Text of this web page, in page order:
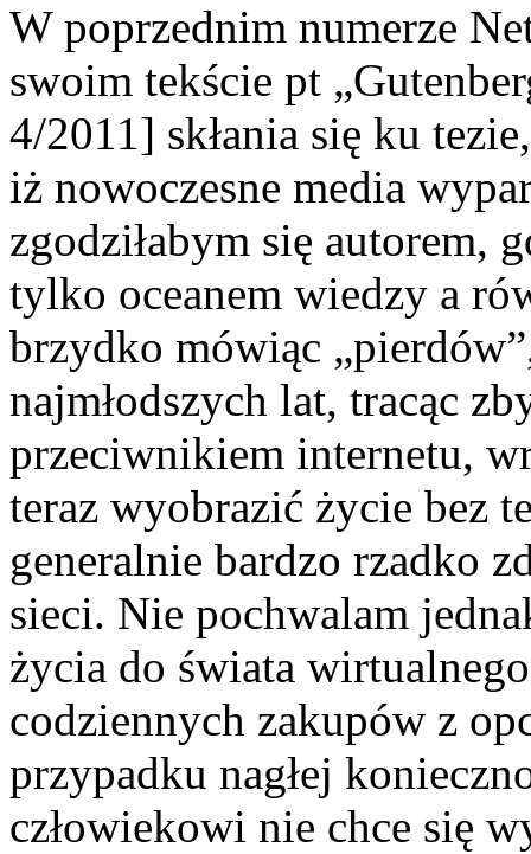
W poprzednim numerze
swoim tekście pt
4/2011] skłania się ku
iż nowoczesne media
zgodziłabym się autorem,
tylko oceanem wiedzy a
brzydko mówiąc
najmłodszych lat, tracąc
przeciwnikiem internetu,
teraz wyobrazić życie bez
generalnie bardzo rzadko
sieci. Nie pochwalam
życia do świata
codziennych zakupów z
przypadku nagłej
człowiekowi nie chce się